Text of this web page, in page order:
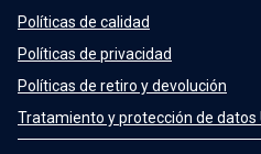
Políticas de calidad
Políticas de privacidad
Políticas de retiro y devolución
Tratamiento y protección de datos